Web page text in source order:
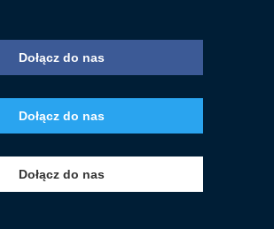
Dołącz do nas
Dołącz do nas
Dołącz do nas